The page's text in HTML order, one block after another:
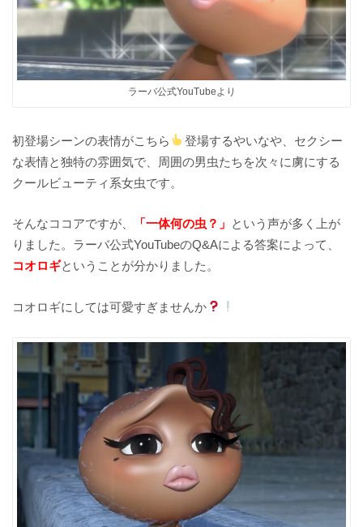
ラーバ公式YouTubeより
初登場シーンの表情がこちら
登場するやいなや、セクシー
な表情と独特の雰囲気で、周囲の男虫たちを次々に虜にする
クールビューティ系女虫です。
そんなココアですが、 「一体何の虫？」 という声が多く上が
りました。ラーバ公式YouTubeのQ&Aによる答案によって、
コオロギということが分かりました。
コオロギにしては可愛すぎませんか